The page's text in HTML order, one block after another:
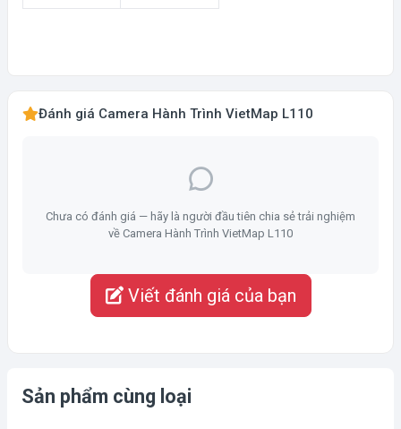
Đánh giá Camera Hành Trình VietMap L110
Chưa có đánh giá — hãy là người đầu tiên chia sẻ trải nghiệm
về Camera Hành Trình VietMap L110
Viết đánh giá của bạn
Sản phẩm cùng loại